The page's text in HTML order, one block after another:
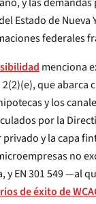
han ampliado la
federales
menciona
cuentas corrientes
y los canales
por la
de éxito de